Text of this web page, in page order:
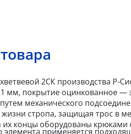
2СК производства Р-
мм, покрытие оцинкованное —
механического
стропа, защищая трос в
концы оборудованы крюками
элемента применяется